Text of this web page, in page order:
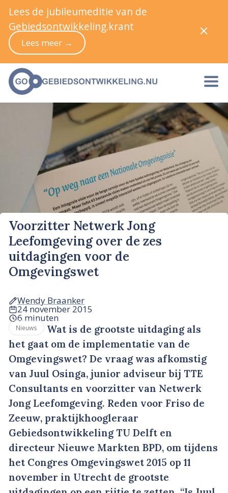
Voorzitter Netwerk Jong
Leefomgeving over de zes
uitdagingen voor de
Omgevingswet
Wendy Braanker
24 november 2015
6 minuten
Nieuws
Wat is de grootste uitdaging als
het gaat om de implementatie van de
Omgevingswet? De vraag was afkomstig
van Juul Osinga, junior adviseur bij TTE
Consultants en voorzitter van Netwerk
Jong Leefomgeving. Reden voor Friso de
Zeeuw, praktijkhoogleraar
Gebiedsontwikkeling TU Delft en
directeur Nieuwe Markten BPD, om tijdens
het Congres Omgevingswet 2015 op 11
november in Utrecht de grootste
Lees de jubileumeditie van de
Gebiedsontwikkeling.krant
Lees meer →